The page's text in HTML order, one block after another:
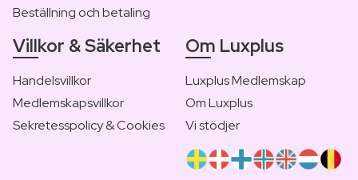
Beställning och betaling
Villkor & Säkerhet
Handelsvillkor
Medlemskapsvillkor
Sekretesspolicy & Cookies
Om Luxplus
Luxplus Medlemskap
Om Luxplus
Vi stödjer